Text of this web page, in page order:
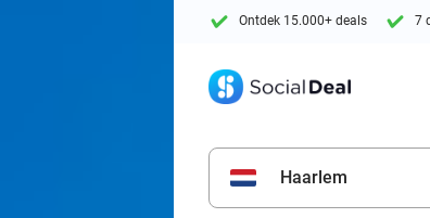
Ontdek 15.000+ deals 7
Haarlem